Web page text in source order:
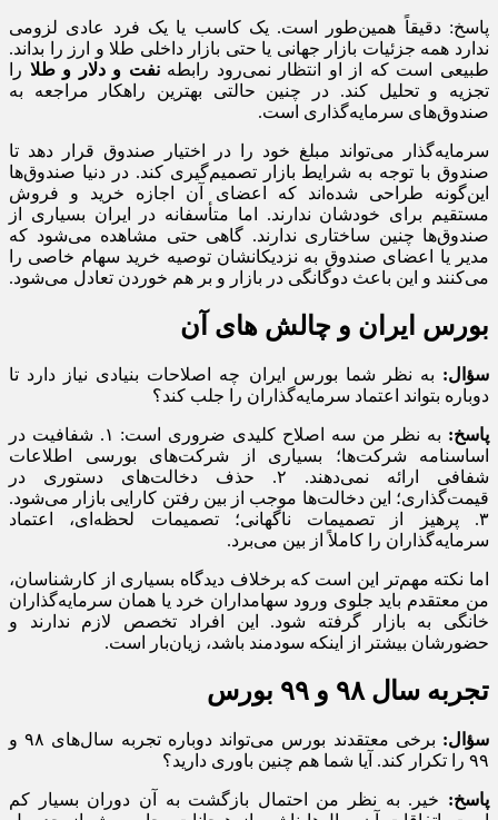
پاسخ: دقیقاً همین‌طور است. یک کاسب یا یک فرد عادی لزومی
ندارد همه جزئیات بازار جهانی یا حتی بازار داخلی طلا و ارز را بداند.
طبیعی است که از او انتظار نمی‌رود رابطهنفت و دلار و طلا را
تجزیه و تحلیل کند. در چنین حالتی بهترین راهکار مراجعه به
صندوق‌های سرمایه‌گذاری است.
سرمایه‌گذار می‌تواند مبلغ خود را در اختیار صندوق قرار دهد تا
صندوق با توجه به شرایط بازار تصمیم‌گیری کند. در دنیا صندوق‌ها
این‌گونه طراحی شده‌اند که اعضای آن اجازه خرید و فروش
مستقیم برای خودشان ندارند. اما متأسفانه در ایران بسیاری از
صندوق‌ها چنین ساختاری ندارند. گاهی حتی مشاهده می‌شود که
مدیر یا اعضای صندوق به نزدیکانشان توصیه خرید سهام خاصی را
می‌کنند و این باعث دوگانگی در بازار و بر هم خوردن تعادل می‌شود.
بورس ایران و چالش‌ های آن
سؤال: به نظر شما بورس ایران چه اصلاحات بنیادی نیاز دارد تا
دوباره بتواند اعتماد سرمایه‌گذاران را جلب کند؟
پاسخ:
به نظر من سه اصلاح کلیدی ضروری است: ۱. شفافیت در
اساسنامه شرکت‌ها؛ بسیاری از شرکت‌های بورسی اطلاعات
شفافی ارائه نمی‌دهند. ۲. حذف دخالت‌های دستوری در
قیمت‌گذاری؛ این دخالت‌ها موجب از بین رفتن کارایی بازار می‌شود.
۳. پرهیز از تصمیمات ناگهانی؛ تصمیمات لحظه‌ای، اعتماد
سرمایه‌گذاران را کاملاً از بین می‌برد.
اما نکته مهم‌تر این است که برخلاف دیدگاه بسیاری از کارشناسان،
من معتقدم باید جلوی ورود سهامداران خرد یا همان سرمایه‌گذاران
خانگی به بازار گرفته شود. این افراد تخصص لازم ندارند و
حضورشان بیشتر از اینکه سودمند باشد، زیان‌بار است.
تجربه سال ۹۸ و ۹۹ بورس
سؤال:
برخی معتقدند بورس می‌تواند دوباره تجربه سال‌های ۹۸ و
۹۹ را تکرار کند. آیا شما هم چنین باوری دارید؟
پاسخ: خیر. به نظر من احتمال بازگشت به آن دوران بسیار کم